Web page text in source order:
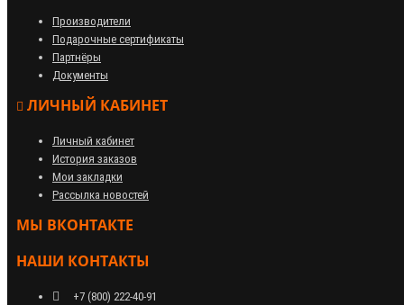
Производители
Подарочные сертификаты
Партнёры
Документы
ЛИЧНЫЙ КАБИНЕТ
Личный кабинет
История заказов
Мои закладки
Рассылка новостей
МЫ ВКОНТАКТЕ
НАШИ КОНТАКТЫ
+7 (800) 222-40-91